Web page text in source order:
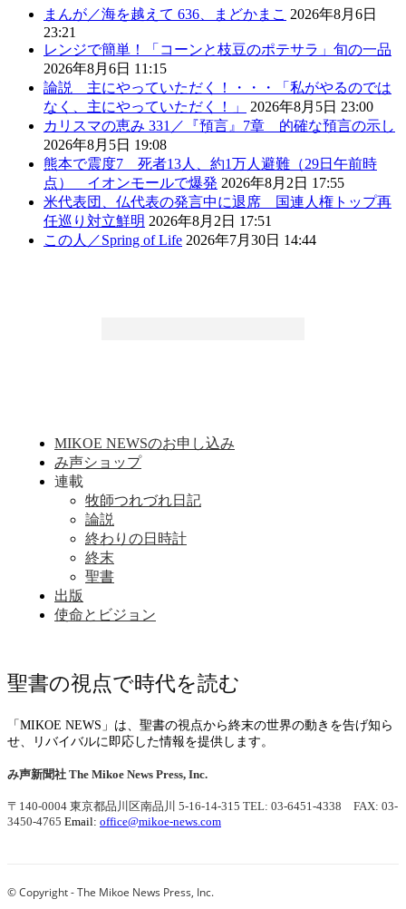
まんが／海を越えて 636、まどかまこ 2026年8月6日
23:21
レンジで簡単！「コーンと枝豆のポテサラ」旬の一品
2026年8月6日 11:15
論説 主にやっていただく！・・・「私がやるのでは
なく、主にやっていただく！」
2026年8月5日 23:00
カリスマの恵み 331／『預言』7章 的確な預言の示し
2026年8月5日 19:08
熊本で震度7 死者13人、約1万人避難（29日午前時
点） イオンモールで爆発 2026年8月2日 17:55
米代表団、仏代表の発言中に退席 国連人権トップ再
任巡り対立鮮明 2026年8月2日 17:51
この人／Spring of Life 2026年7月30日 14:44
MIKOE NEWSのお申し込み
み声ショップ
連載
牧師つれづれ日記
論説
終わりの日時計
終末
聖書
出版
使命とビジョン
聖書の視点で時代を読む
「MIKOE NEWS」は、聖書の視点から終末の世界の動きを告げ知ら
せ、リバイバルに即応した情報を提供します。
み声新聞社 The Mikoe News Press, Inc.
〒140-0004 東京都品川区南品川 5-16-14-315 TEL: 03-6451-4338 FAX: 03-
3450-4765 Email: office@mikoe-news.com
© Copyright - The Mikoe News Press, Inc.